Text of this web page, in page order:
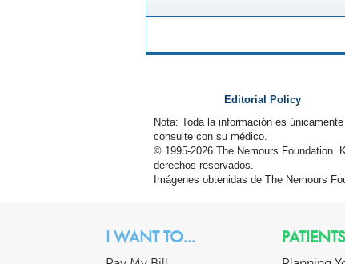
Editorial Policy
Nota: Toda la información es
consulte con su médico.
© 1995-2026 The Nemours Foundation.
derechos reservados.
Imágenes obtenidas de The Nemours
I WANT TO... PATIENTS